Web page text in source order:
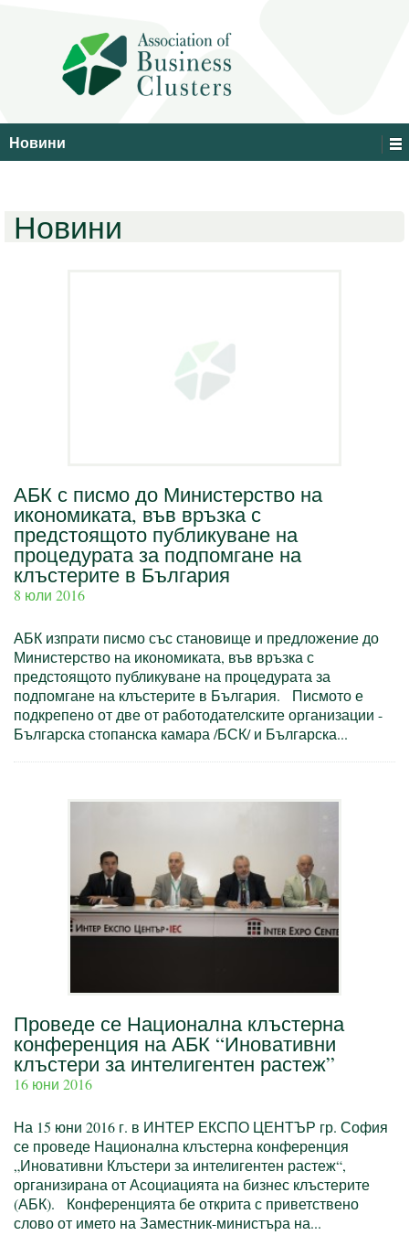
Новини
Новини
АБК с писмо до Министерство на
икономиката, във връзка с
предстоящото публикуване на
процедурата за подпомгане на
клъстерите в България
8 юли 2016
АБК изпрати писмо със становище и предложение до
Министерство на икономиката, във връзка с
предстоящото публикуване на процедурата за
подпомгане на клъстерите в България. Писмото е
подкрепено от две от работодателските организации -
Българска стопанска камара /БСК/ и Българска...
Проведе се Национална клъстерна
конференция на АБК “Иновативни
клъстери за интелигентен растеж”
16 юни 2016
На 15 юни 2016 г. в ИНТЕР ЕКСПО ЦЕНТЪР гр. София
се проведе Национална клъстерна конференция
„Иновативни Клъстери за интелигентен растеж“,
организирана от Асоциацията на бизнес клъстерите
(АБК). Конференцията бе открита с приветствено
слово от името на Заместник-министъра на...